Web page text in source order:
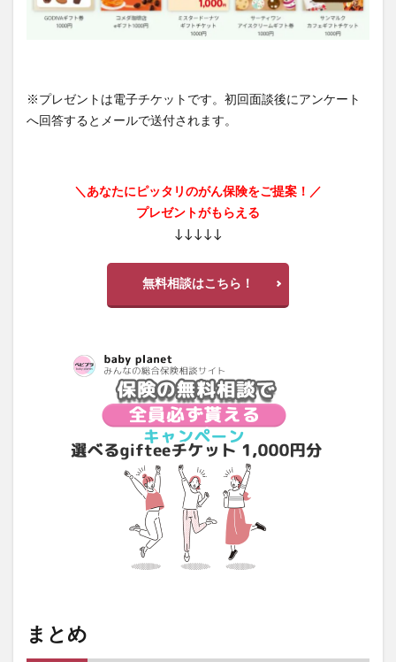
※プレゼントは電子チケットです。初回面談後にアンケート
へ回答するとメールで送付されます。
＼あなたにピッタリのがん保険をご提案！／
プレゼントがもらえる
↓↓↓↓↓
無料相談はこちら！
まとめ